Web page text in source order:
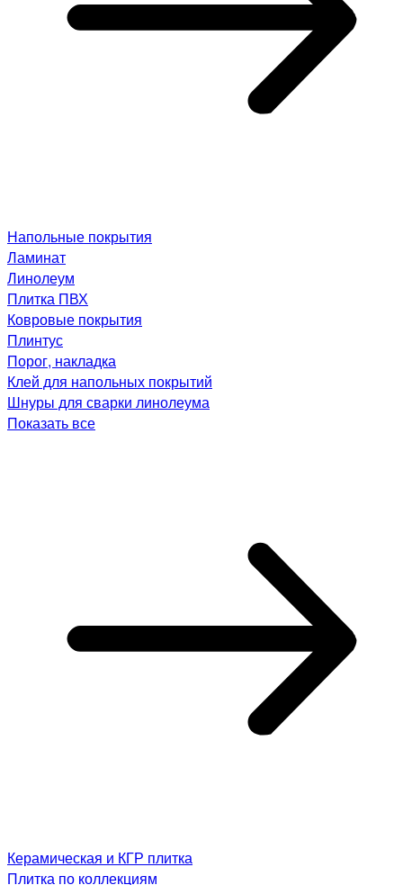
Напольные покрытия
Ламинат
Линолеум
Плитка ПВХ
Ковровые покрытия
Плинтус
Порог, накладка
Клей для напольных покрытий
Шнуры для сварки линолеума
Показать все
Керамическая и КГР плитка
Плитка по коллекциям